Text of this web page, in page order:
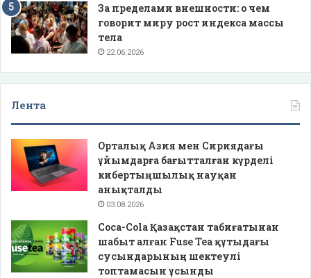
За пределами внешности: о чем
говорит миру рост индекса массы
тела
22.06.2026
Лента
Орталық Азия мен Сириядағы
ұйымдарға бағытталған күрделі
кибертыңшылық науқан
анықталды
03.08.2026
Coca-Cola Қазақстан табиғатынан
шабыт алған Fuse Tea құтыдағы
сусындарының шектеулі
топтамасын ұсынды